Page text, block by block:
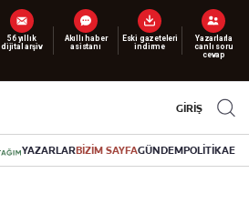
56 yıllık
dijital arşiv
Akıllı haber
asistanı
Eski gazeteleri
indirme
Yazarlarla
canlı soru
cevap
GİRİŞ
YAZARLARBİZİM SAYFAGÜNDEMPOLİTİKA